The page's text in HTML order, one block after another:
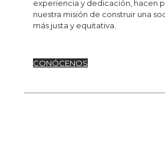
experiencia y dedicación, hacen
nuestra misión de construir una
más justa y equitativa.
CONÓCENOS